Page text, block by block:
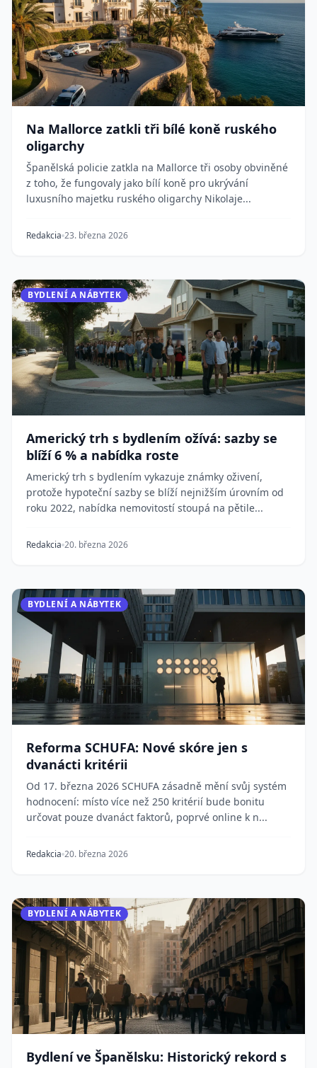
Na Mallorce zatkli tři bílé koně ruského
oligarchy
Španělská policie zatkla na Mallorce tři osoby obviněné
z toho, že fungovaly jako bílí koně pro ukrývání
luxusního majetku ruského oligarchy Nikolaje...
Redakcia 23. března 2026
BYDLENÍ A NÁBYTEK
Americký trh s bydlením ožívá: sazby se
blíží 6 % a nabídka roste
Americký trh s bydlením vykazuje známky oživení,
protože hypoteční sazby se blíží nejnižším úrovním od
roku 2022, nabídka nemovitostí stoupá na pětile...
Redakcia 20. března 2026
BYDLENÍ A NÁBYTEK
Reforma SCHUFA: Nové skóre jen s
dvanácti kritérii
Od 17. března 2026 SCHUFA zásadně mění svůj systém
hodnocení: místo více než 250 kritérií bude bonitu
určovat pouze dvanáct faktorů, poprvé online k n...
Redakcia 20. března 2026
BYDLENÍ A NÁBYTEK
Bydlení ve Španělsku: Historický rekord s